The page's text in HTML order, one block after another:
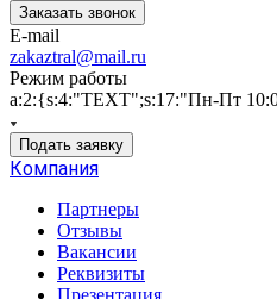
Заказать звонок
E-mail
zakaztral@mail.ru
Режим работы
a:2:{s:4:"TEXT";s:17:"Пн-Пт
Подать заявку
Компания
Партнеры
Отзывы
Вакансии
Реквизиты
Презентация